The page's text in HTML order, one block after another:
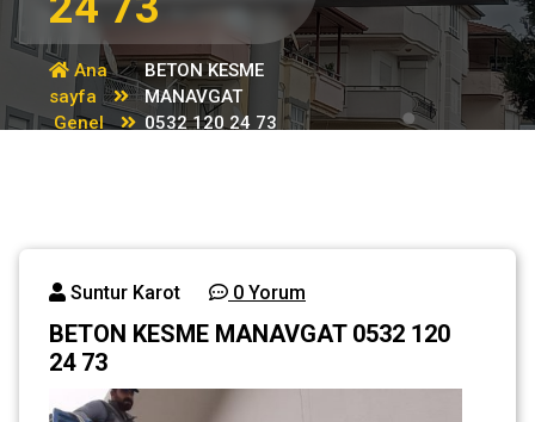
Ana
sayfa
Genel
BETON KESME
MANAVGAT
0532 120 24 73
Suntur Karot 0 Yorum
BETON KESME MANAVGAT 0532 120
24 73